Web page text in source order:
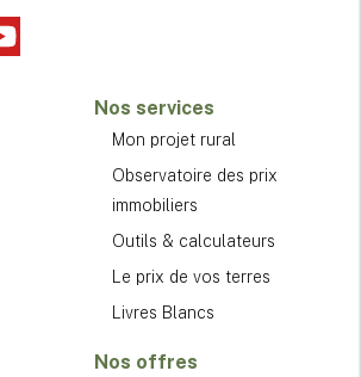
Nos services
Mon projet rural
Observatoire des prix
immobiliers
Outils & calculateurs
Le prix de vos terres
Livres Blancs
Nos offres